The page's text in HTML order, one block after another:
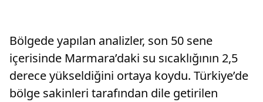
Bölgede yapılan analizler, son 50 sene
içerisinde Marmara’daki su sıcaklığının 2,5
derece yükseldiğini ortaya koydu. Türkiye’de
bölge sakinleri tarafından dile getirilen